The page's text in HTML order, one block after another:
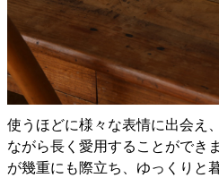
使うほどに様々な表情に出会え
ながら長く愛用することができ
が幾重にも際立ち、ゆっくりと